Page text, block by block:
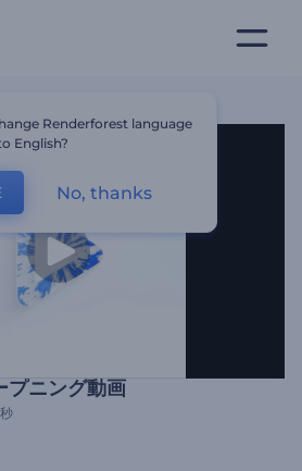
プニング動画
Renderforest language
English?
No, thanks